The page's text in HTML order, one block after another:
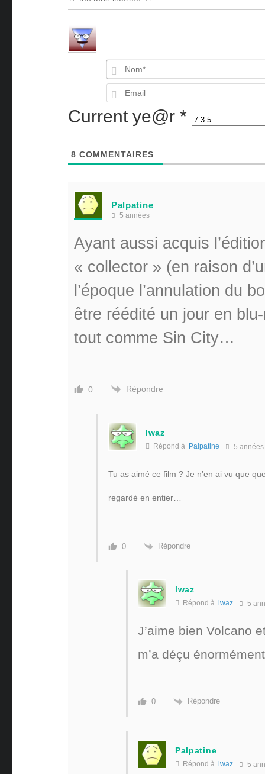
Current ye@r *
8 COMMENTAIRES
Palpatine
5 années
Ayant aussi acquis
« collector » (en raison
l’époque l’annulation du
être réédité un jour en
tout comme Sin City…
0 Répondre
lwaz
Répond à Palpatine 5 années
Tu as aimé ce film ? Je n’en ai vu que
regardé en entier…
0 Répondre
lwaz
Répond à lwaz 5
J’aime bien Volcano
m’a déçu
0 Répondre
Palpatine
Répond à lwaz 5